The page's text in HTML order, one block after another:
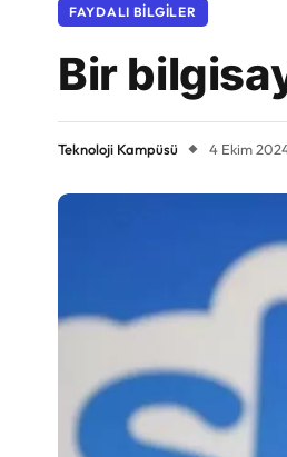
FAYDALI BILGILER
Bir
Teknoloji Kampüsü 4 Ekim